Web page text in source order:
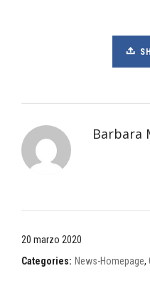
Barbara
20 marzo 2020
Categories: News-Homepage,